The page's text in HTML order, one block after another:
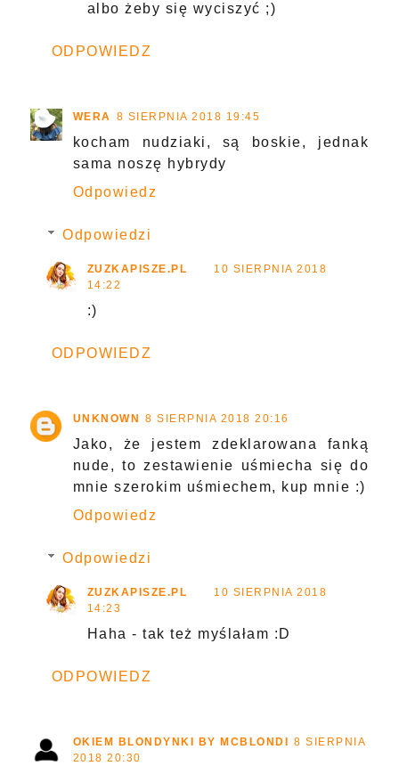
albo żeby się wyciszyć ;)
ODPOWIEDZ
WERA 8 SIERPNIA 2018 19:45
kocham nudziaki, są boskie, jednak
sama noszę hybrydy
Odpowiedz
Odpowiedzi
ZUZKAPISZE.PL
10 SIERPNIA 2018
14:22
:)
ODPOWIEDZ
UNKNOWN 8 SIERPNIA 2018 20:16
Jako, że jestem zdeklarowana fanką
nude, to zestawienie uśmiecha się do
mnie szerokim uśmiechem, kup mnie :)
Odpowiedz
Odpowiedzi
ZUZKAPISZE.PL
10 SIERPNIA 2018
14:23
Haha - tak też myślałam :D
ODPOWIEDZ
OKIEM BLONDYNKI BY MCBLONDI
8 SIERPNIA
2018 20:30